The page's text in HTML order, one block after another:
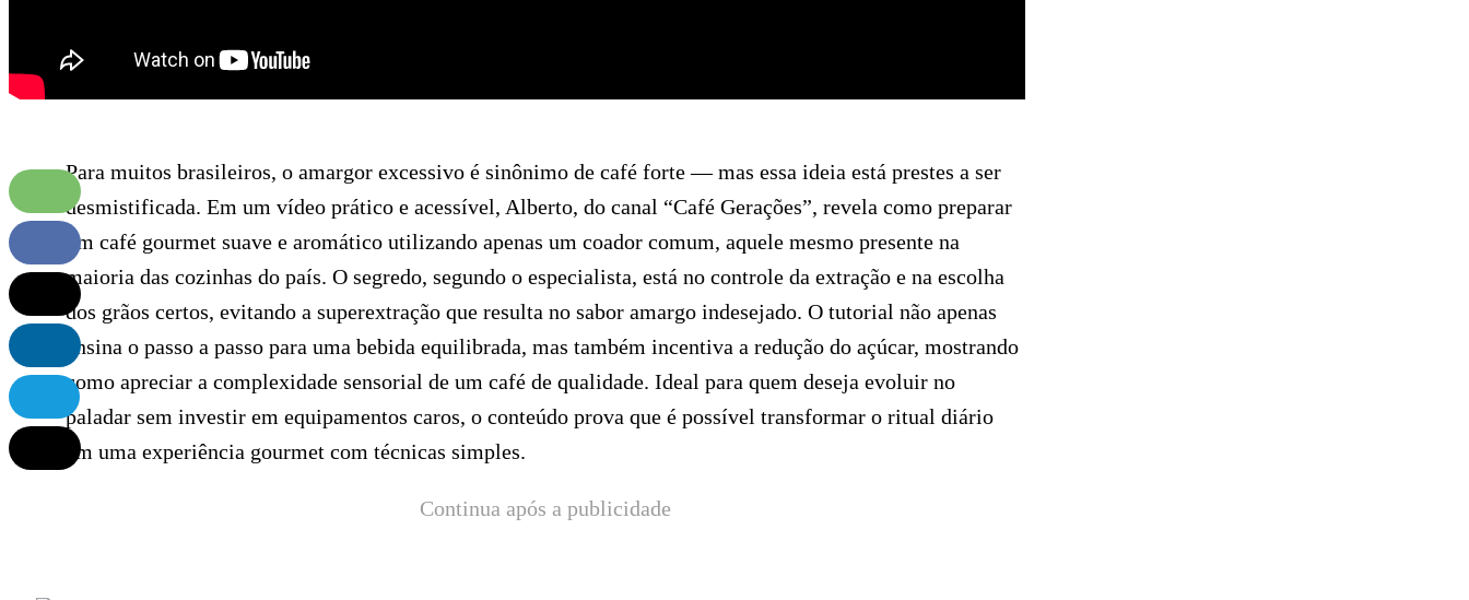
Para muitos brasileiros, o amargor excessivo é sinônimo de café forte — mas essa ideia está prestes a ser
desmistificada. Em um vídeo prático e acessível, Alberto, do canal “Café Gerações”, revela como preparar
um café gourmet suave e aromático utilizando apenas um coador comum, aquele mesmo presente na
maioria das cozinhas do país. O segredo, segundo o especialista, está no controle da extração e na escolha
dos grãos certos, evitando a superextração que resulta no sabor amargo indesejado. O tutorial não apenas
ensina o passo a passo para uma bebida equilibrada, mas também incentiva a redução do açúcar, mostrando
como apreciar a complexidade sensorial de um café de qualidade. Ideal para quem deseja evoluir no
paladar sem investir em equipamentos caros, o conteúdo prova que é possível transformar o ritual diário
em uma experiência gourmet com técnicas simples.
Continua após a publicidade